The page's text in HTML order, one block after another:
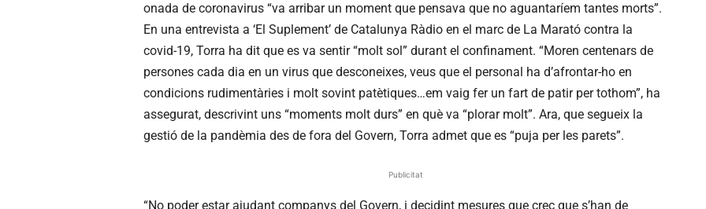
onada de coronavirus “va arribar un moment que pensava que no aguantaríem tantes morts”.
En una entrevista a ‘El Suplement’ de Catalunya Ràdio en el marc de La Marató contra la
covid-19, Torra ha dit que es va sentir “molt sol” durant el confinament. “Moren centenars de
persones cada dia en un virus que desconeixes, veus que el personal ha d’afrontar-ho en
condicions rudimentàries i molt sovint patètiques…em vaig fer un fart de patir per tothom”, ha
assegurat, descrivint uns “moments molt durs” en què va “plorar molt”. Ara, que segueix la
gestió de la pandèmia des de fora del Govern, Torra admet que es “puja per les parets”.
Publicitat
“No poder estar ajudant companys del Govern, i decidint mesures que crec que s’han de